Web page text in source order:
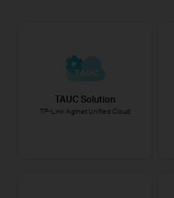
TAUC Solution
TP-Link Aginet Unified Cloud